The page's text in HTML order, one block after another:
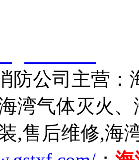
公司主营：
湾气体灭火
,售后维修,海